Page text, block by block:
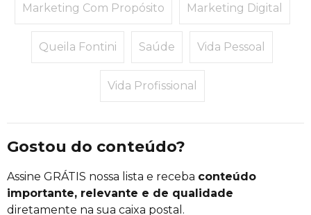
Marketing Com Propósito Marketing Digital
Queila Fontini Saúde Vida Pessoal
Vida Profissional
Gostou do conteúdo?
Assine GRÁTIS nossa lista e receba conteúdo
importante, relevante e de qualidade
diretamente na sua caixa postal.